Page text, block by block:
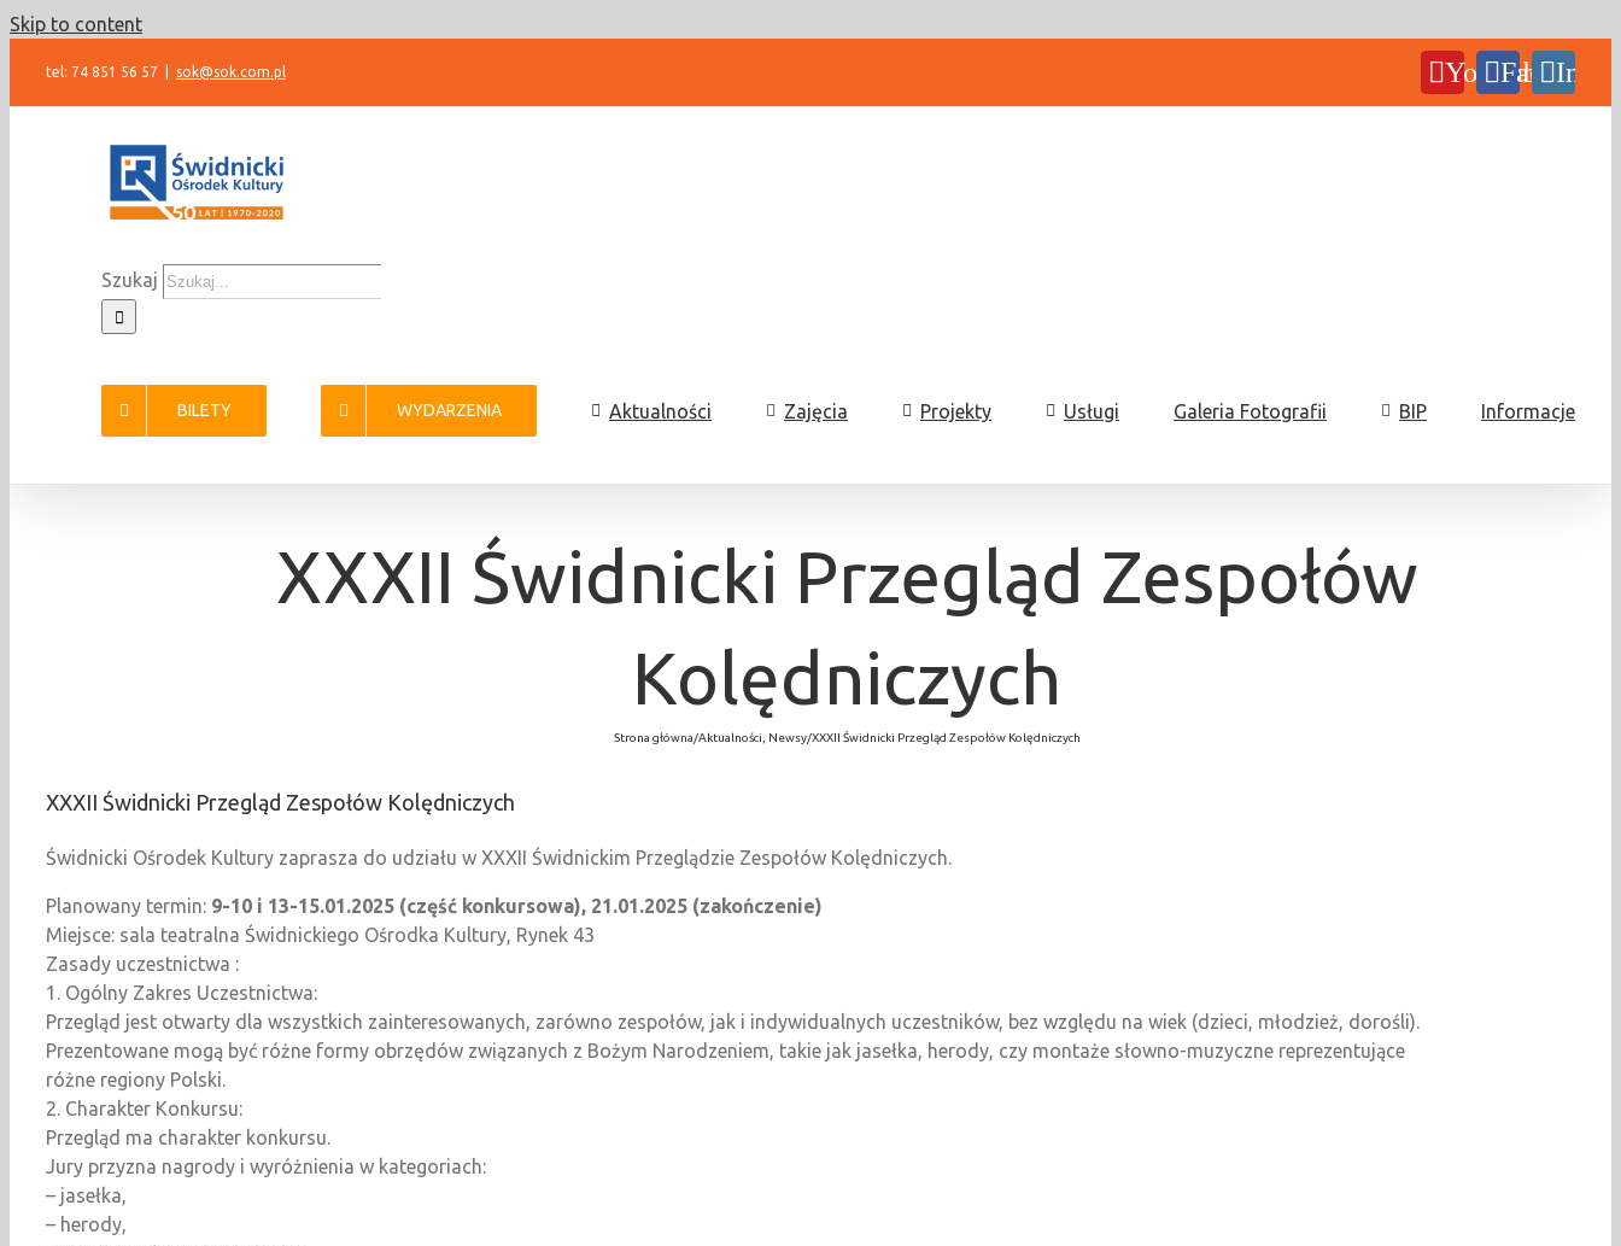
Skip to content
tel: 74 851 56 57 sok@sok.com.pl YouTubeFacebook
Szukaj
BILETY WYDARZENIA Aktualności Zajęcia Projekty Usługi Galeria Fotografii BIP Informacje
XXXII Świdnicki Przegląd Zespołów
Kolędniczych
Strona główna/Aktualności Newsy/XXXII Świdnicki Przegląd Zespołów Kolędniczych
XXXII Świdnicki Przegląd Zespołów Kolędniczych
Świdnicki Ośrodek Kultury zaprasza do udziału w XXXII Świdnickim Przeglądzie Zespołów Kolędniczych.
Planowany termin: 9-10 i 13-15.01.2025 (część konkursowa), 21.01.2025 (zakończenie)
Miejsce: sala teatralna Świdnickiego Ośrodka Kultury, Rynek 43
Zasady uczestnictwa :
1. Ogólny Zakres Uczestnictwa:
Przegląd jest otwarty dla wszystkich zainteresowanych, zarówno zespołów, jak i indywidualnych uczestników, bez względu na wiek (dzieci, młodzież, dorośli).
Prezentowane mogą być różne formy obrzędów związanych z Bożym Narodzeniem, takie jak jasełka, herody, czy montaże słowno-muzyczne reprezentujące
różne regiony Polski.
2. Charakter Konkursu:
Przegląd ma charakter konkursu.
Jury przyzna nagrody i wyróżnienia w kategoriach:
– jasełka,
– herody,